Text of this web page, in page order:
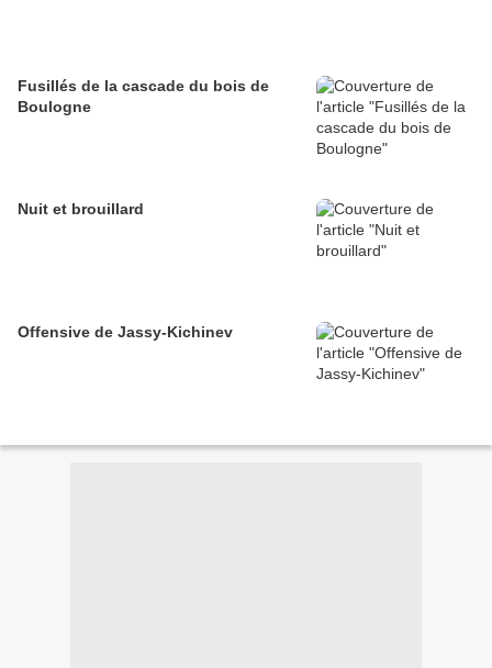
Fusillés de la cascade du bois de
Boulogne
Nuit et brouillard
Offensive de Jassy-Kichinev